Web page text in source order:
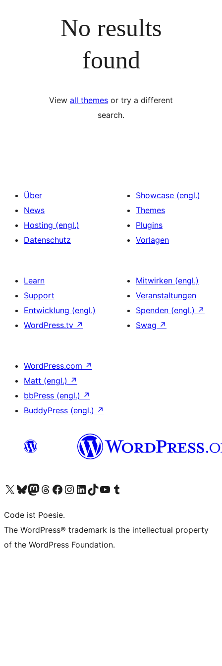
No results
found
View all themes or try a different
search.
Über
News
Hosting (engl.)
Datenschutz
Showcase (engl.)
Themes
Plugins
Vorlagen
Learn
Support
Entwicklung (engl.)
WordPress.tv ↗
Mitwirken (engl.)
Veranstaltungen
Spenden (engl.) ↗
Swag ↗
WordPress.com ↗
Matt (engl.) ↗
bbPress (engl.) ↗
BuddyPress (engl.) ↗
Das X-Konto (früher Twitter) von WordPress.org besuchen
Das Bluesky-Konto von WordPress.org besuchen
Das Mastodon-Konto von WordPress.org besuchen
Das Threads-Konto von WordPress.org besuchen
Die Facebook-Seite von WordPress.org besuchen
Das Instagram-Konto von WordPress.org besuchen
Das LinkedIn-Konto von WordPress.org besuchen
Das TikTok-Konto von WordPress.org besuchen
Den YouTube-Kanal von WordPress.org besuchen
Das Tumblr-Konto von WordPress.org besuchen
Code ist Poesie.
The WordPress® trademark is the intellectual property
of the WordPress Foundation.